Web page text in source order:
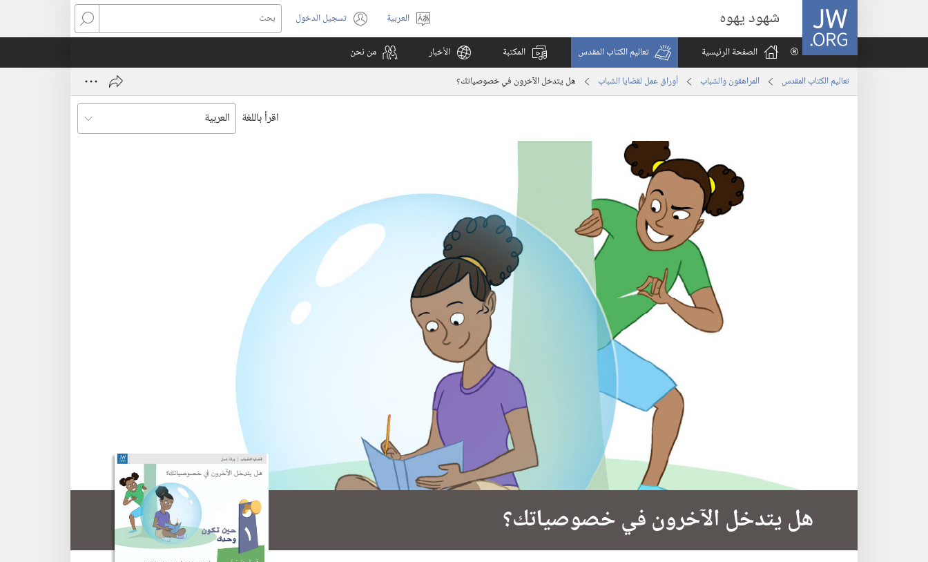
JW.ORG شهود يهوه
اختر
اللغة
العربية تسجيل الدخول
(يفتح
نافذة
بحث
الصفحة الرئيسية
تعاليم الكتاب المقدس المكتبة الأخبار من نحن
تعاليم الكتاب المقدس المراهقون والشباب أوراق عمل لقضايا الشباب هل يتدخل الآخرون في خصوصياتك؟‏
اقرأ باللغة
هل يتدخل الآخرون في خصوصياتك؟‏